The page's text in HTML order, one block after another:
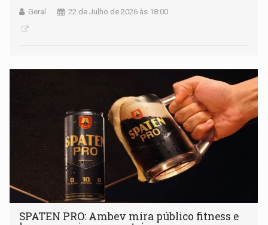
Geral 22 de Julho de 2026 às 18:00
SPATEN PRO: Ambev mira público fitness e